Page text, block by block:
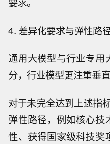
4. 差异化要求与弹性路
通用大模型与行业专用
分，行业模型更注重垂
对于未完全达到上述指
弹性路径，例如核心技
性、获得国家级科技奖